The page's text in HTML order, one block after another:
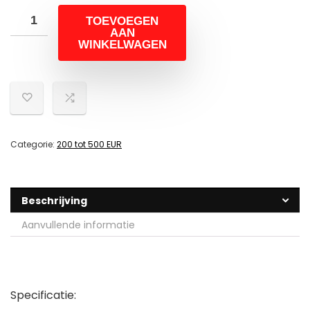
TOEVOEGEN
AAN
WINKELWAGEN
Categorie: 200 tot 500 EUR
Beschrijving
Aanvullende informatie
Specificatie: